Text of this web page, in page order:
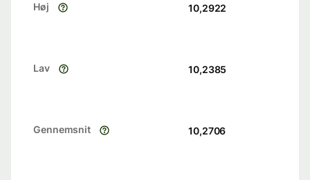
Høj 10,2922
Lav 10,2385
Gennemsnit 10,2706